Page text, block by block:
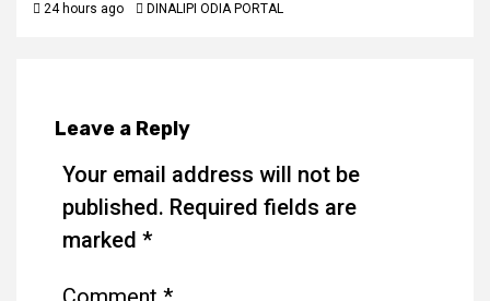
24 hours ago DINALIPI ODIA PORTAL
Leave a Reply
Your email address will not be
published. Required fields are
marked *